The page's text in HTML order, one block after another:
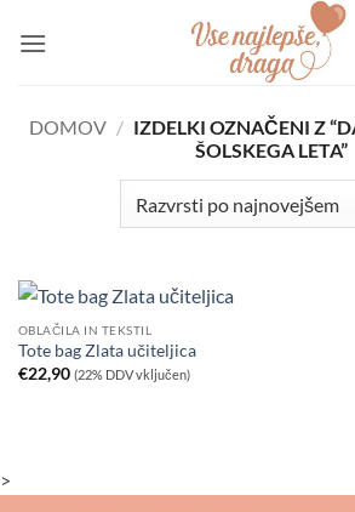
DOMOV / IZDELKI OZNAČENI Z
ŠOLSKEGA LETA”
OBLAČILA IN TEKSTIL
Tote bag Zlata učiteljica
€22,90 (22% DDV vključen)
>